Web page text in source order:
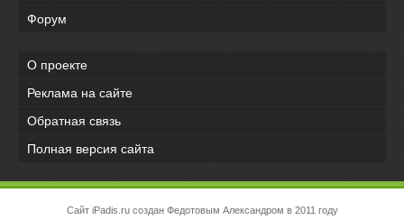
Форум
О проекте
Реклама на сайте
Обратная связь
Полная версия сайта
Сайт iPadis.ru создан Федотовым Александром в 2011 году